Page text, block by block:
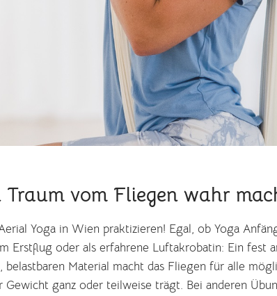
vom Fliegen wahr
Yoga in Wien praktizieren! Egal, ob Yoga
Erstflug oder als erfahrene Luftakrobatin: Ein fest
belastbaren Material macht das Fliegen für alle
Gewicht ganz oder teilweise trägt. Bei anderen